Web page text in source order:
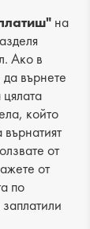
на
Ако в
върнете
който
от
от
по